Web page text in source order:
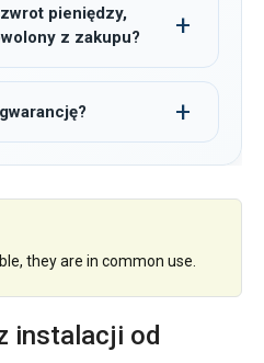
pieniędzy,
z zakupu?
they are in common use.
instalacji od